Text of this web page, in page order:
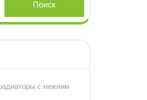
Поиск
с нижним